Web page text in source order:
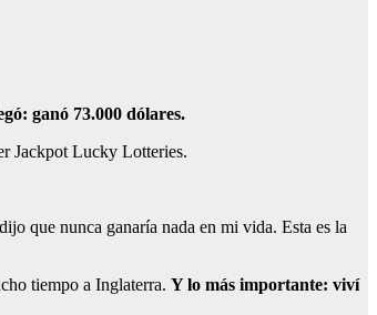
ganó 73.000 dólares.
Jackpot Lucky Lotteries.
que nunca ganaría nada en mi vida. Esta es la
tiempo a Inglaterra. Y lo más importante: viví